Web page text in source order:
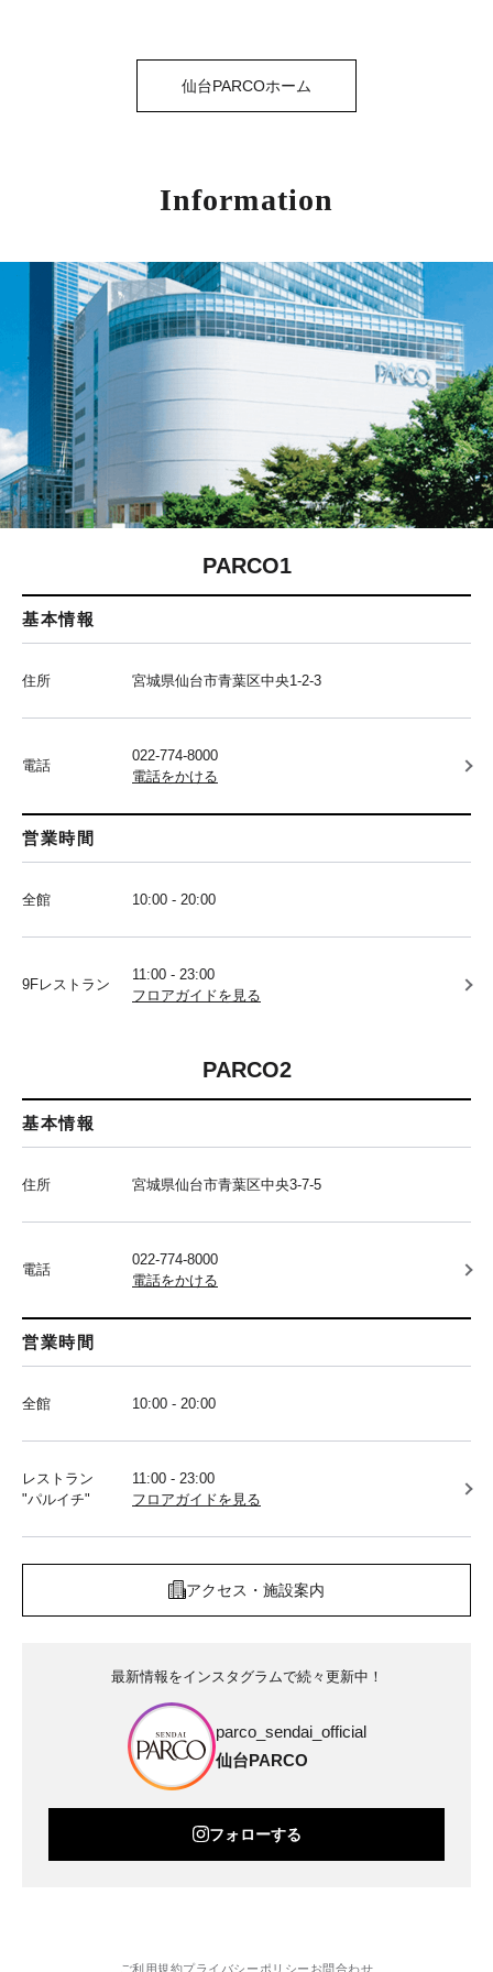
仙台PARCOホーム
Information
PARCO1
基本情報
住所 宮城県仙台市青葉区中央1-2-3
電話
022-774-8000
電話をかける
営業時間
全館 10:00 - 20:00
9Fレストラン
11:00 - 23:00
フロアガイドを見る
PARCO2
基本情報
住所 宮城県仙台市青葉区中央3-7-5
電話
022-774-8000
電話をかける
営業時間
全館 10:00 - 20:00
レストラン
"パルイチ"
11:00 - 23:00
フロアガイドを見る
アクセス・施設案内
最新情報をインスタグラムで続々更新中！
parco_sendai_official
仙台PARCO
フォローする
ご利用規約プライバシーポリシー お問合わせ